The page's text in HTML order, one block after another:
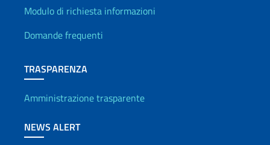
Info utili
Modulo di richiesta informazioni
Domande frequenti
TRASPARENZA
Amministrazione trasparente
NEWS ALERT